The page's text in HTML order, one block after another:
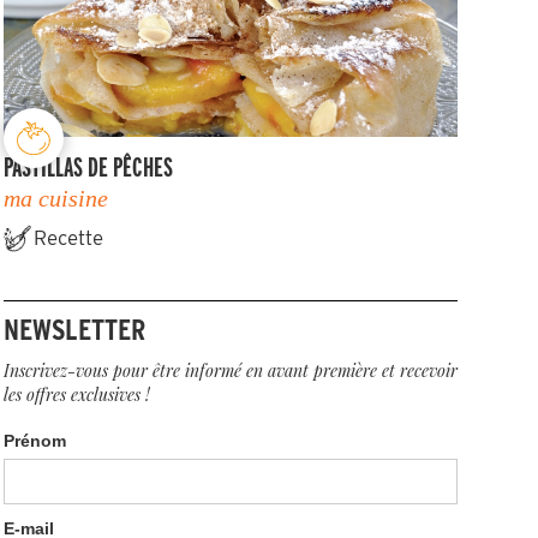
PASTILLAS DE PÊCHES
ma cuisine
Recette
NEWSLETTER
Inscrivez-vous pour être informé en avant première et recevoir
les offres exclusives !
Prénom
E-mail